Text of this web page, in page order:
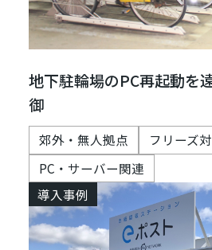
地下駐輪場のPC再起動を
御
郊外・無人拠点
フリーズ
PC・サーバー関連
導入事例